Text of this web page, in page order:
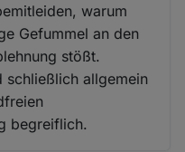
warum
Gefummel an den
stößt.
schließlich allgemein
begreiflich.